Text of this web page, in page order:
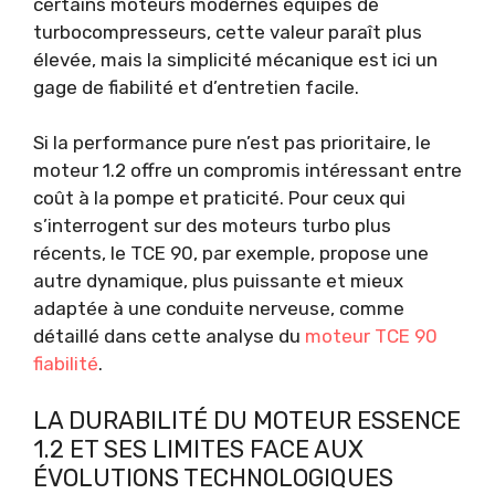
turbocompresseurs, cette valeur paraît plus
élevée, mais la simplicité mécanique est ici un
gage de fiabilité et d’entretien facile.
Si la performance pure n’est pas prioritaire, le
moteur 1.2 offre un compromis intéressant entre
coût à la pompe et praticité. Pour ceux qui
s’interrogent sur des moteurs turbo plus
récents, le TCE 90, par exemple, propose une
autre dynamique, plus puissante et mieux
adaptée à une conduite nerveuse, comme
détaillé dans cette analyse du moteur TCE 90
fiabilité.
LA DURABILITÉ DU MOTEUR ESSENCE
1.2 ET SES LIMITES FACE AUX
ÉVOLUTIONS TECHNOLOGIQUES